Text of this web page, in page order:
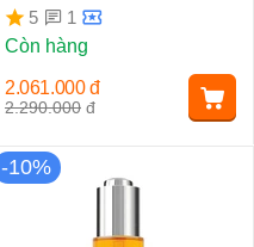
Trắng Da
5
1
Còn hàng
2.290.000 đ
2.061.000 đ
-10%